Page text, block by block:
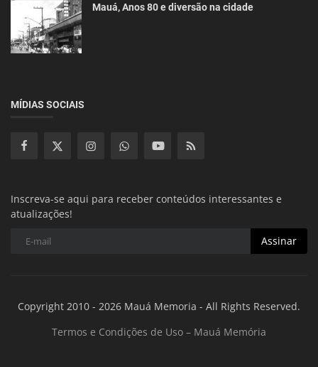
Mauá, Anos 80 e diversão na cidade
MÍDIAS SOCIAIS
Inscreva-se aqui para receber conteúdos interessantes e
atualizações!
Assinar
Copyright 2010 - 2026 Mauá Memoria - All Rights Reserved.
Termos e Condições de Uso – Mauá Memória